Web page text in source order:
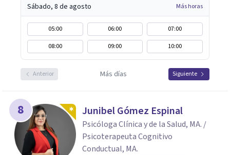
Sábado, 8 de agosto Más horas
05:00 06:00
07:00
08:00
09:00 10:00
Anterior Más días Siguiente
8 Junibel Gómez Espinal
Psicóloga Clínica y de la Salud, MA. /
Psicoterapeuta Cognitivo
Conductual, MA.